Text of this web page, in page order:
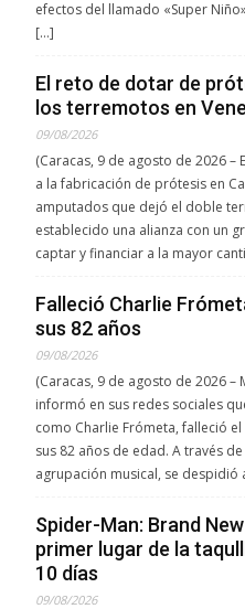
efectos del llamado «Super
[…]
El reto de dotar de
los terremotos en
09/08/2026
(Caracas, 9 de agosto de 2026 –
a la fabricación de prótesis en
amputados que dejó el doble
establecido una alianza con un
captar y financiar a la mayor
Falleció Charlie
sus 82 años
09/08/2026
(Caracas, 9 de agosto de 2026 –
informó en sus redes sociales
como Charlie Frómeta, falleció
sus 82 años de edad. A través
agrupación musical, se
Spider-Man: Brand
primer lugar de la
10 días
09/08/2026